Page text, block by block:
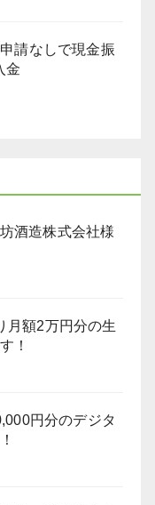
請なしで現金振
金
酒造株式会社様
月額2万円分の生
！
円分のデジタ